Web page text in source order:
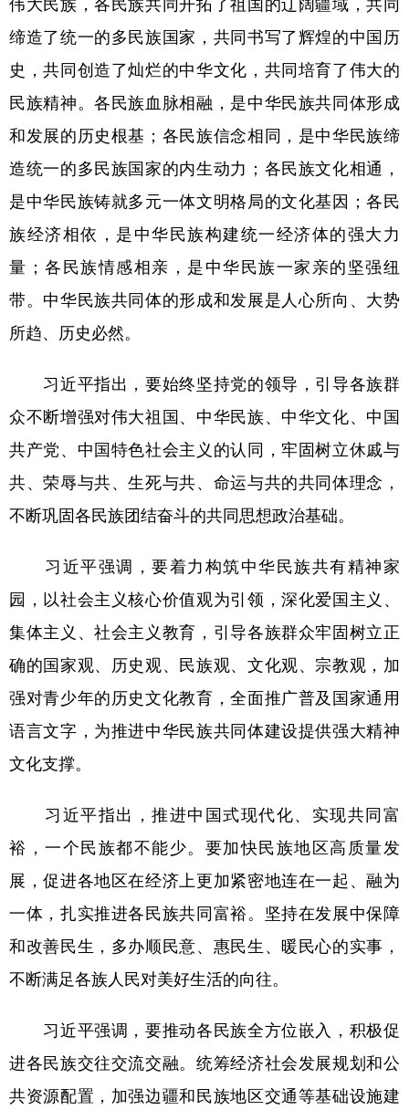
伟大民族，各民族共同开拓了祖国的辽阔疆域，共同
缔造了统一的多民族国家，共同书写了辉煌的中国历
史，共同创造了灿烂的中华文化，共同培育了伟大的
民族精神。各民族血脉相融，是中华民族共同体形成
和发展的历史根基；各民族信念相同，是中华民族缔
造统一的多民族国家的内生动力；各民族文化相通，
是中华民族铸就多元一体文明格局的文化基因；各民
族经济相依，是中华民族构建统一经济体的强大力
量；各民族情感相亲，是中华民族一家亲的坚强纽
带。中华民族共同体的形成和发展是人心所向、大势
所趋、历史必然。
习近平指出，要始终坚持党的领导，引导各族群
众不断增强对伟大祖国、中华民族、中华文化、中国
共产党、中国特色社会主义的认同，牢固树立休戚与
共、荣辱与共、生死与共、命运与共的共同体理念，
不断巩固各民族团结奋斗的共同思想政治基础。
习近平强调，要着力构筑中华民族共有精神家
园，以社会主义核心价值观为引领，深化爱国主义、
集体主义、社会主义教育，引导各族群众牢固树立正
确的国家观、历史观、民族观、文化观、宗教观，加
强对青少年的历史文化教育，全面推广普及国家通用
语言文字，为推进中华民族共同体建设提供强大精神
文化支撑。
习近平指出，推进中国式现代化、实现共同富
裕，一个民族都不能少。要加快民族地区高质量发
展，促进各地区在经济上更加紧密地连在一起、融为
一体，扎实推进各民族共同富裕。坚持在发展中保障
和改善民生，多办顺民意、惠民生、暖民心的实事，
不断满足各族人民对美好生活的向往。
习近平强调，要推动各民族全方位嵌入，积极促
进各民族交往交流交融。统筹经济社会发展规划和公
共资源配置，加强边疆和民族地区交通等基础设施建